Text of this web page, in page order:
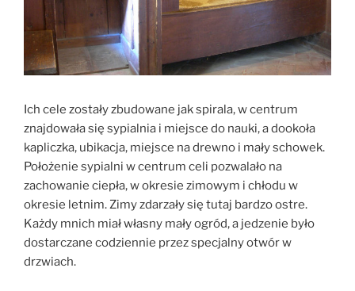
Ich cele zostały zbudowane jak spirala, w centrum
znajdowała się sypialnia i miejsce do nauki, a dookoła
kapliczka, ubikacja, miejsce na drewno i mały schowek.
Położenie sypialni w centrum celi pozwalało na
zachowanie ciepła, w okresie zimowym i chłodu w
okresie letnim. Zimy zdarzały się tutaj bardzo ostre.
Każdy mnich miał własny mały ogród, a jedzenie było
dostarczane codziennie przez specjalny otwór w
drzwiach.